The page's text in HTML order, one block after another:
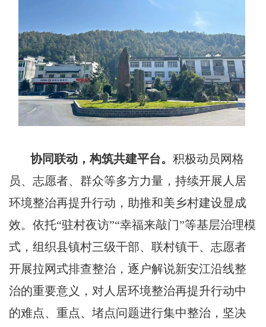
协同联动，构筑共建平台。 积极动员网格
员、志愿者、群众等多方力量，持续开展人居
环境整治再提升行动，助推和美乡村建设显成
效。依托“驻村夜访”“幸福来敲门”等基层治理模
式，组织县镇村三级干部、联村镇干、志愿者
开展拉网式排查整治，逐户解说新安江沿线整
治的重要意义，对人居环境整治再提升行动中
的难点、重点、堵点问题进行集中整治，坚决